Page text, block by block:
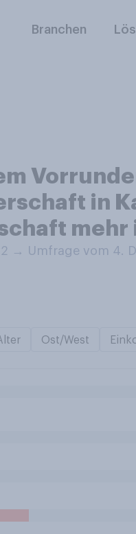
Branchen
in
→ Umfrage vom 4.
Ost/West